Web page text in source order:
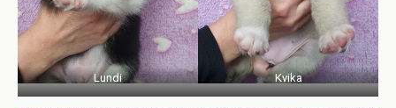
Lundi Kvika